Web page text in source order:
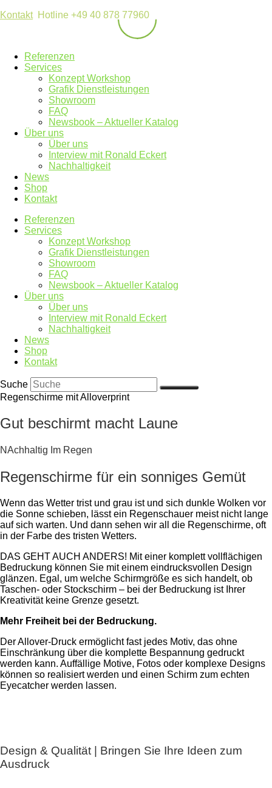
KontaktHotline +49 40 878 77960
Referenzen
Services
Konzept Workshop
Grafik Dienstleistungen
Showroom
FAQ
Newsbook – Aktueller Katalog
Über uns
Über uns
Interview mit Ronald Eckert
Nachhaltigkeit
News
Shop
Kontakt
Referenzen
Services
Konzept Workshop
Grafik Dienstleistungen
Showroom
FAQ
Newsbook – Aktueller Katalog
Über uns
Über uns
Interview mit Ronald Eckert
Nachhaltigkeit
News
Shop
Kontakt
Suche
Regenschirme mit Alloverprint
Gut beschirmt macht Laune
NAchhaltig Im Regen
Regenschirme für ein sonniges Gemüt
Wenn das Wetter trist und grau ist und sich dunkle Wolken vor
die Sonne schieben, lässt ein Regenschauer meist nicht lange
auf sich warten. Und dann sehen wir all die Regenschirme, oft
in der Farbe des tristen Wetters.
DAS GEHT AUCH ANDERS! Mit einer komplett vollflächigen
Bedruckung können Sie mit einem eindrucksvollen Design
glänzen. Egal, um welche Schirmgröße es sich handelt, ob
Taschen- oder Stockschirm – bei der Bedruckung ist Ihrer
Kreativität keine Grenze gesetzt.
Mehr Freiheit bei der Bedruckung.
Der Allover-Druck ermöglicht fast jedes Motiv, das ohne
Einschränkung über die komplette Bespannung gedruckt
werden kann. Auffällige Motive, Fotos oder komplexe Designs
können so realisiert werden und einen Schirm zum echten
Eyecatcher werden lassen.
Design & Qualität | Bringen Sie Ihre Ideen zum
Ausdruck